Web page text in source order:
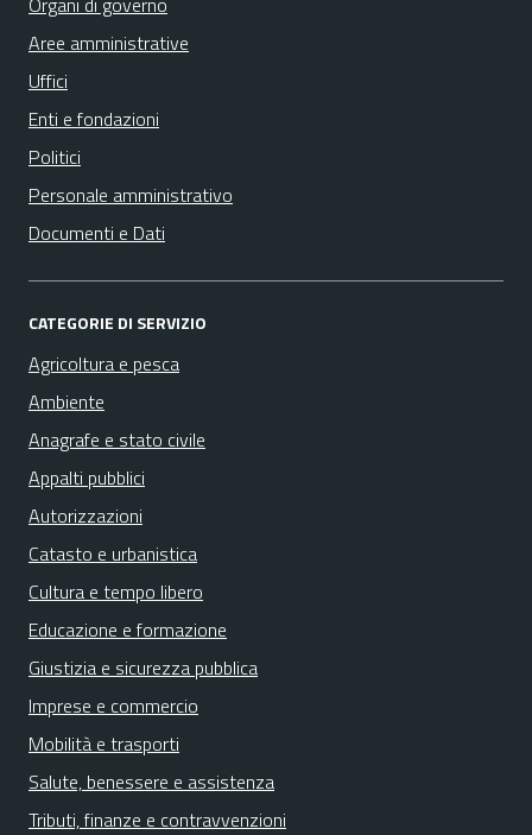
Aree amministrative
Uffici
Enti e fondazioni
Politici
Personale amministrativo
Documenti e Dati
CATEGORIE DI SERVIZIO
Agricoltura e pesca
Ambiente
Anagrafe e stato civile
Appalti pubblici
Autorizzazioni
Catasto e urbanistica
Cultura e tempo libero
Educazione e formazione
Giustizia e sicurezza pubblica
Imprese e commercio
Mobilità e trasporti
Salute, benessere e assistenza
Tributi, finanze e contravvenzioni